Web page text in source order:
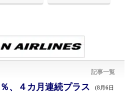
記事一覧
、４カ月連続プラス (8月6日